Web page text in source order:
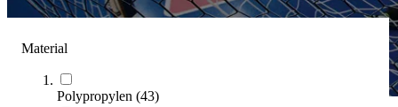
Material
Polypropylen (43)